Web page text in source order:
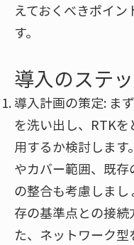
えておくべきポイン
す。
導入のステ
導入計画の策定: ま
を洗い出し、RTKを
用するか検討します
やカバー範囲、既存
の整合も考慮しまし
存の基準点との接続
た、ネットワーク